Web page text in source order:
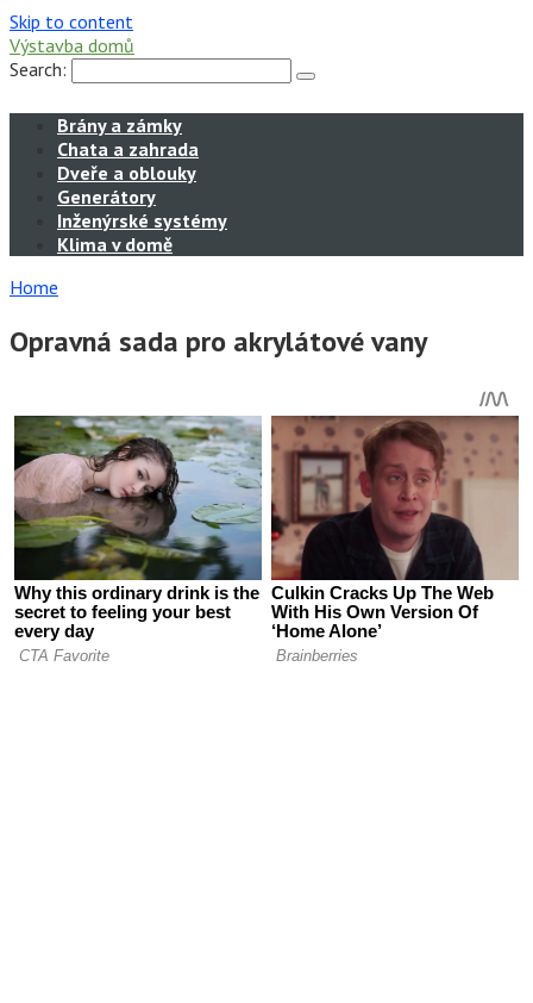
Skip to content
Výstavba domů
Search:
Brány a zámky
Chata a zahrada
Dveře a oblouky
Generátory
Inženýrské systémy
Klima v domě
Home
Opravná sada pro akrylátové vany